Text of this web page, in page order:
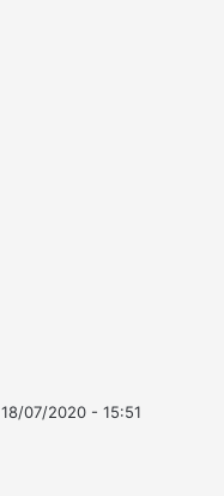
18/07/2020 - 15:51